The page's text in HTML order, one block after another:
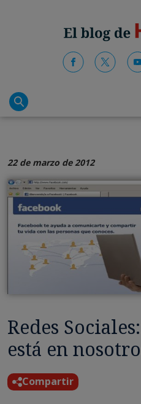
22 de marzo de 2012
Redes
está en
Compartir